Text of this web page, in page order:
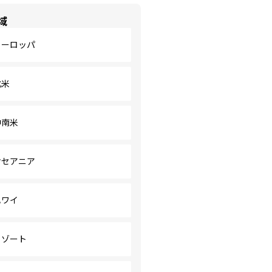
ロッパ
米
アニア
イ
ート